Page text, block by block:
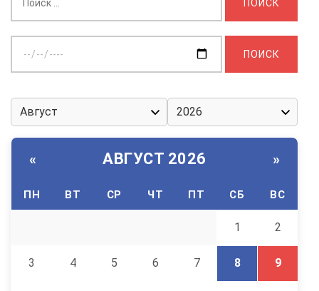
дату:
« АВГУСТ 2026 »
ПН ВТ СР ЧТ ПТ СБ ВС
1 2
3 4 5 6 7 8 9